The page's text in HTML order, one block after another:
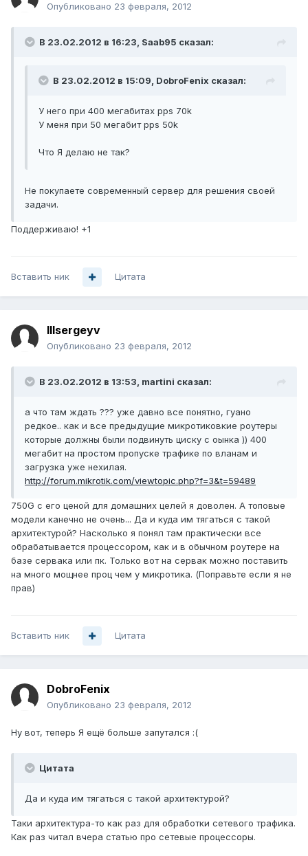
Опубликовано 23 февраля, 2012
В 23.02.2012 в 16:23, Saab95 сказал:
В 23.02.2012 в 15:09, DobroFenix сказал:
У него при 400 мегабитах pps 70k
У меня при 50 мегабит pps 50k
Что Я делаю не так?
Не покупаете современный сервер для решения своей
задачи.
Поддерживаю! +1
Вставить ник Цитата
lllsergeyv
Опубликовано 23 февраля, 2012
В 23.02.2012 в 13:53, martini сказал:
а что там ждать ??? уже давно все понятно, гуано
редкое.. как и все предыдущие микротиковкие роутеры
которые должны были подвинуть циску с оынка )) 400
мегабит на простом пропуске трафике по вланам и
загрузка уже нехилая.
http://forum.mikrotik.com/viewtopic.php?f=3&t=59489
750G с его ценой для домашних целей я доволен. А топовые
модели канечно не очень... Да и куда им тягаться с такой
архитектурой? Насколько я понял там практически все
обрабатывается процессором, как и в обычном роутере на
базе сервака или пк. Только вот на сервак можно поставить
на много мощнее проц чем у микротика. (Поправьте если я не
прав)
Вставить ник Цитата
DobroFenix
Опубликовано 23 февраля, 2012
Ну вот, теперь Я ещё больше запутался :(
Цитата
Да и куда им тягаться с такой архитектурой?
Таки архитектура-то как раз для обработки сетевого трафика.
Как раз читал вчера статью про сетевые процессоры.